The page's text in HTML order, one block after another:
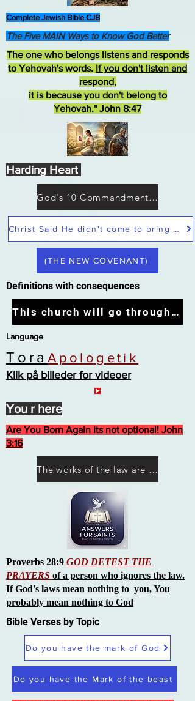
Language
ToraApologetik
Klik på billeder for videoer
Are You Born Again Its not optional! John
3:16
Proverbs 28:9 GOD DETEST THE
PRAYERS of a person who ignores the law.
If God's laws mean nothing to you, You
probably mean nothing to God
Do you have the mark of God
Christ Said He didn't come to bring peace but a sword
Do you have the Mark of the beast
This church will go through the tribulation
Bible Verses by Topic
The works of the law are not what you think they are works of men
Complete Jewish Bible CJB
God's 10 Commandments not Moses
Definitions with consequences
The one who belongs listens and responds
to Yehovah's words. If you don't listen and
respond,
it is because you don't belong to
Yehovah." John 8:47
(THE NEW COVENANT)
The Five MAIN Ways to Know God Better
You r here
Harding Heart